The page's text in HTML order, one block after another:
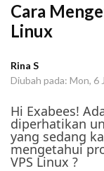
Cara
Linux
Rina S
Diubah pada: Mon, 6
Hi Exabees!
diperhatikan
yang sedang
mengetahui
VPS Linux ?